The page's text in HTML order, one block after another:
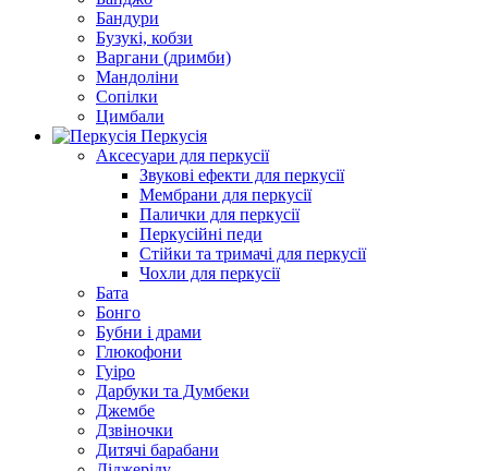
Бандури
Бузукі, кобзи
Варгани (дримби)
Мандоліни
Сопілки
Цимбали
Перкусія
Аксесуари для перкусії
Звукові ефекти для перкусії
Мембрани для перкусії
Палички для перкусії
Перкусійні педи
Стійки та тримачі для перкусії
Чохли для перкусії
Бата
Бонго
Бубни і драми
Глюкофони
Гуіро
Дарбуки та Думбеки
Джембе
Дзвіночки
Дитячі барабани